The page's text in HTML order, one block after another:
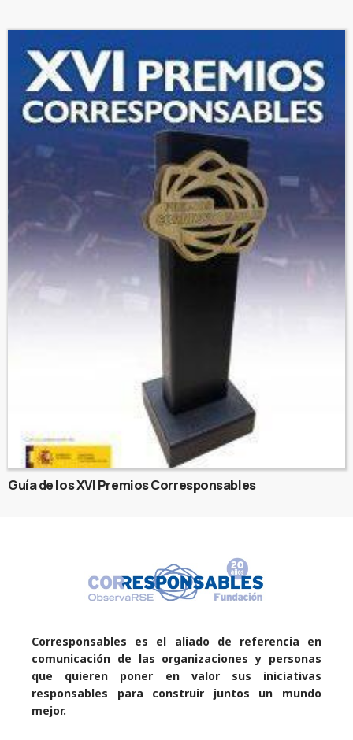
Guía de los XVI Premios Corresponsables
Corresponsables es el aliado de referencia en
comunicación de las organizaciones y personas
que quieren poner en valor sus iniciativas
responsables para construir juntos un mundo
mejor.